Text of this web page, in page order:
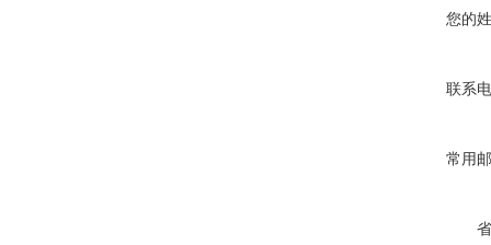
您的
联系
常用